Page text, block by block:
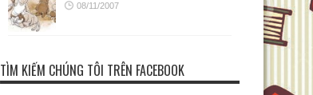
08/11/2007
TÌM KIẾM CHÚNG TÔI TRÊN FACEBOOK